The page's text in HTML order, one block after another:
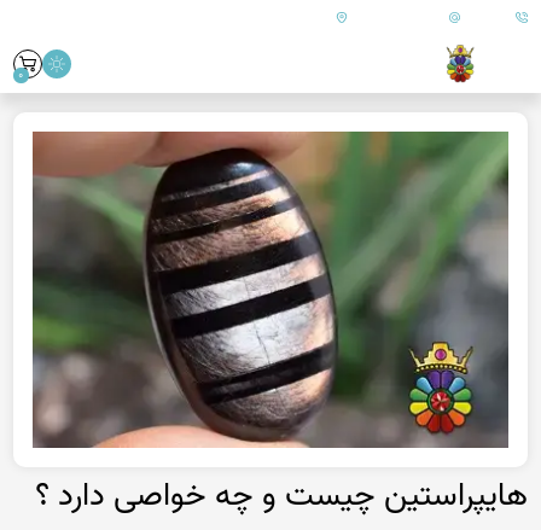
09179890157 ایران - فارس - کازرون
0
هایپراستین چیست و چه خواصی دارد ؟